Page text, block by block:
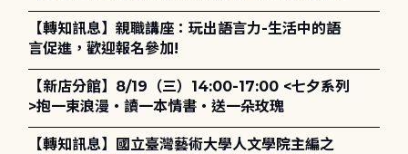
【轉知訊息】親職講座：玩出語言力-生活中的語
言促進，歡迎報名參加!
【新店分館】8/19（三）14:00-17:00 <七夕系列
>抱一束浪漫・讀一本情書・送一朵玫瑰
【轉知訊息】國立臺灣藝術大學人文學院主編之